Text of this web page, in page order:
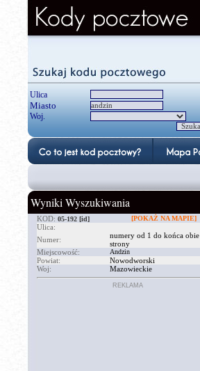
Ulica
Miasto
Woj.
Wyniki Wyszukiwania
KOD: 05-192 [id] [POKAŻ NA MAPIE]
Ulica:
Numer:
numery od 1 do końca obie
strony
Miejscowość:
Andzin
Powiat:
Nowodworski
Woj:
Mazowieckie
REKLAMA